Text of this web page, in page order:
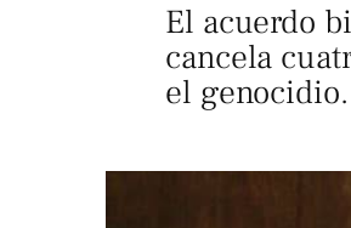
El acuerdo
cancela
el genocidio.